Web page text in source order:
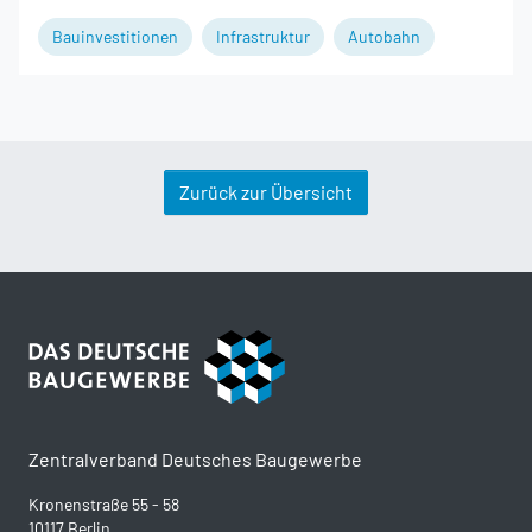
Bauinvestitionen Infrastruktur Autobahn
Zurück zur Übersicht
Zentralverband Deutsches Baugewerbe
Kronenstraße 55 - 58